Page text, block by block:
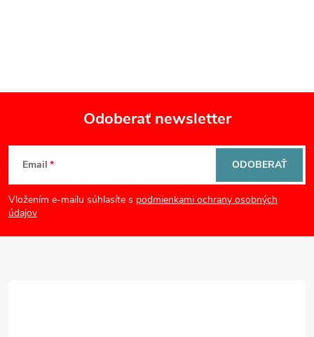
Z
á
p
Odoberať newsletter
Email
Vložením e-mailu súhlasíte s podmienkami ochrany osobných
údajov
ODOBERAŤ